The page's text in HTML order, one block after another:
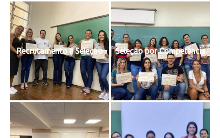
Recrutamento e Seleção Seleção por Competência